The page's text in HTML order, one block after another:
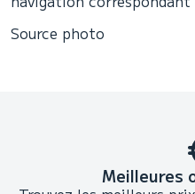
Source photo
Meilleures